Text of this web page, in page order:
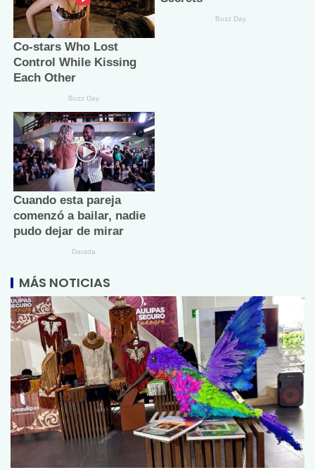
MÁS NOTICIAS